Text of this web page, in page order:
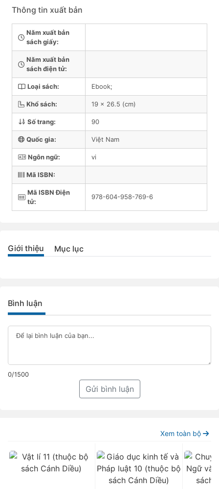
Thông tin xuất bản
Năm xuất bản
sách giấy:
Năm xuất bản
sách điện tử:
Loại sách: Ebook;
Khổ sách: 19 x 26.5 (cm)
Số trang: 90
Quốc gia: Việt Nam
Ngôn ngữ: vi
Mã ISBN:
Mã ISBN Điện
tử:
978-604-958-769-6
Giới thiệu Mục lục
Bình luận
0/1500
Gửi bình luận
Xem toàn bộ